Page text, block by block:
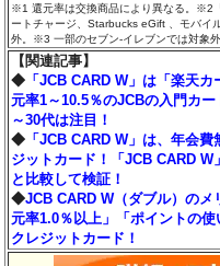
※1 還元率は交換商品により異なる。※2
ートチャージ、Starbucks eGift 、モバイ
外。※3 一部のセブン‐イレブンでは対象外
【関連記事】
◆ 「JCB CARD W」は「楽天
元率1～10.5％のJCBの入門カ
～30代は注目！
◆ 「JCB CARD W」は、年会
ジットカード！「JCB CARD
と比較して検証！
◆JCB CARD W（ダブル）の
元率1.0％以上」「ポイントの
クレジットカード！